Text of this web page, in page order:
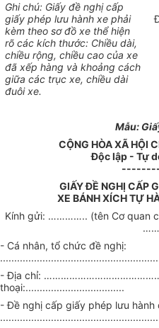
Ghi chú: Giấy đề nghị cấp
giấy phép lưu hành xe phải
kèm theo sơ đồ xe thể hiện
rõ các kích thước: Chiều dài,
chiều rộng, chiều cao của xe
đã xếp hàng và khoảng cách
giữa các trục xe, chiều dài
đuôi xe.
Mẫu:
CỘNG HÒA XÃ HỘI
Độc lập - Tự
GIẤY ĐỀ NGHỊ CẤP
XE BÁNH XÍCH TỰ
Kính gửi: ………….. (tên Cơ quan
- Cá nhân, tổ chức đề nghị:
- Địa chỉ:
thoại:...................................
- Đề nghị cấp giấy phép lưu hành